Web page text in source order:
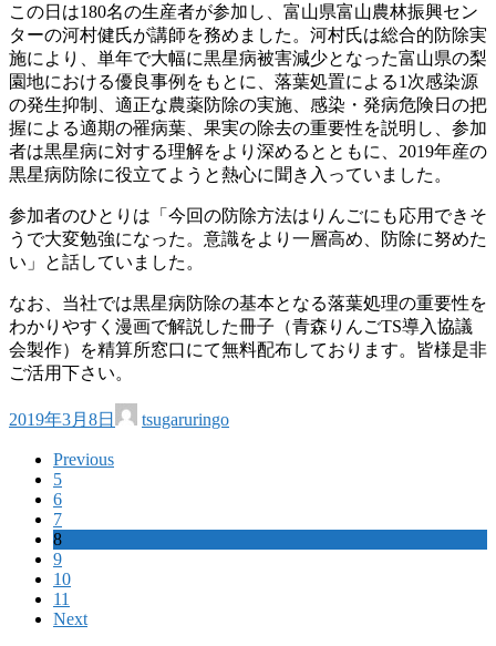
この日は180名の生産者が参加し、富山県富山農林振興セン
ターの河村健氏が講師を務めました。河村氏は総合的防除実
施により、単年で大幅に黒星病被害減少となった富山県の梨
園地における優良事例をもとに、落葉処置による1次感染源
の発生抑制、適正な農薬防除の実施、感染・発病危険日の把
握による適期の罹病葉、果実の除去の重要性を説明し、参加
者は黒星病に対する理解をより深めるとともに、2019年産の
黒星病防除に役立てようと熱心に聞き入っていました。
参加者のひとりは「今回の防除方法はりんごにも応用できそ
うで大変勉強になった。意識をより一層高め、防除に努めた
い」と話していました。
なお、当社では黒星病防除の基本となる落葉処理の重要性を
わかりやすく漫画で解説した冊子（青森りんごTS導入協議
会製作）を精算所窓口にて無料配布しております。皆様是非
ご活用下さい。
2019年3月8日 tsugaruringo
Previous
5
6
7
8
9
10
11
Next